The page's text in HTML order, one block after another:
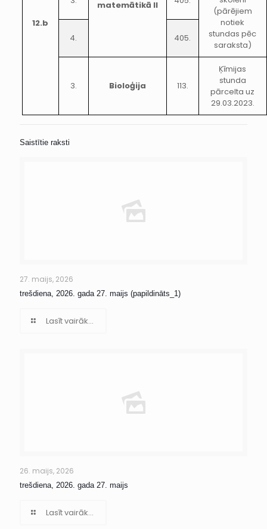
12.b
matemātikā II
(pārējiem
notiek
stundas pēc
saraksta)
4. 405.
3. Bioloģija 113.
Ķīmijas
stunda
pārcelta uz
29.03.2023.
Saistītie raksti
27. maijs, 2026
trešdiena, 2026. gada 27. maijs (papildināts_1)
Lasīt vairāk...
26. maijs, 2026
trešdiena, 2026. gada 27. maijs
Lasīt vairāk...